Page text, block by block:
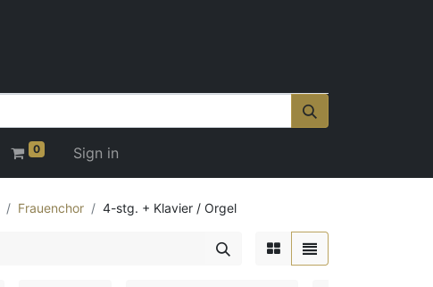
0 Sign in
Frauenchor 4-stg. + Klavier / Orgel